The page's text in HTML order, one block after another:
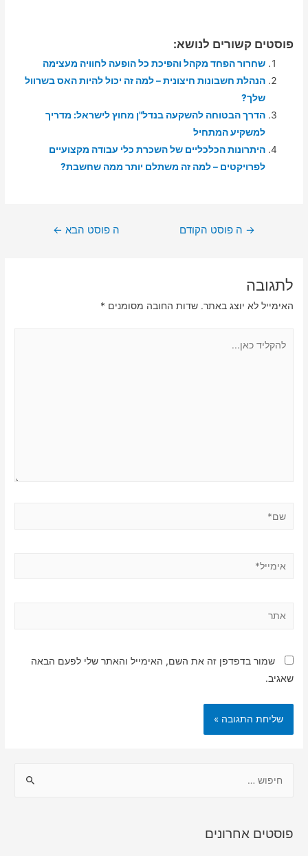
פוסטים קשורים לנושא:
שחרור הפחד מקהל והפיכת כל הופעה לחוויה מעצימה
הנהלת חשבונות חיצונית – למה זה יכול להיות האס בשרוול
שלך?
הדרך הבטוחה להשקעה בנדל"ן מחוץ לישראל: מדריך
למשקיע המתחיל
היתרונות הכלכליים של השכרת כלי עבודה מקצועיים
לפרויקטים – למה זה משתלם יותר ממה שחשבת?
ניווט
→ ה פוסט הקודם ה פוסט הבא ←
לתגובה
האימייל לא יוצג באתר. שדות החובה מסומנים *
שמור בדפדפן זה את השם, האימייל והאתר שלי לפעם הבאה
שאגיב.
פוסטים אחרונים